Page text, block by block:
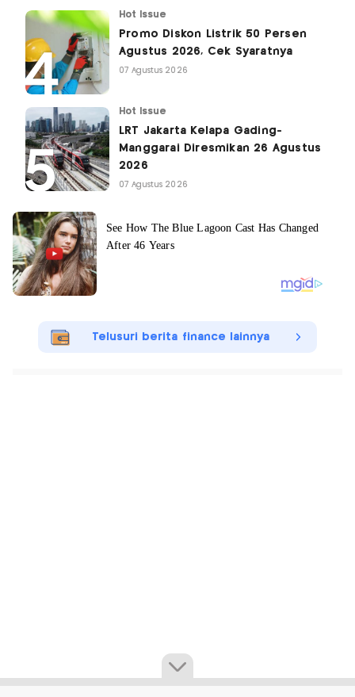
Hot Issue
Promo Diskon Listrik 50 Persen
Agustus 2026, Cek Syaratnya
07 Agustus 2026
Hot Issue
LRT Jakarta Kelapa Gading-
Manggarai Diresmikan 26 Agustus
2026
07 Agustus 2026
Telusuri berita finance lainnya